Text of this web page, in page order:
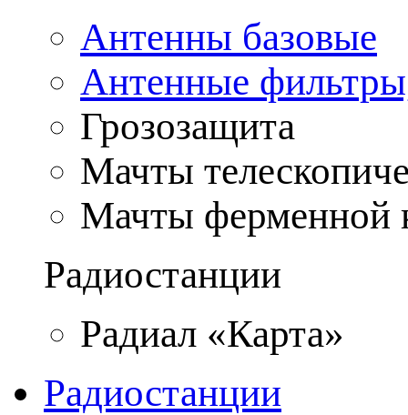
Антенны базовые
Антенные
Грозозащита
Мачты
Мачты ферменной
Радиостанции
Радиал «Карта»
Радиостанции